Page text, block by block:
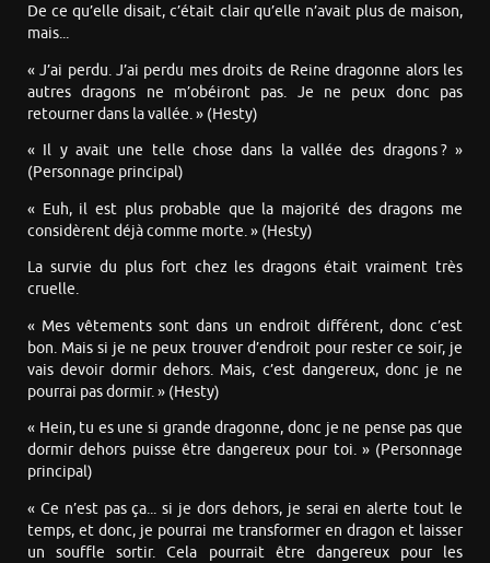
De ce qu’elle disait, c’était clair qu’elle n’avait plus de maison,
mais...
« J’ai perdu. J’ai perdu mes droits de Reine dragonne alors les
autres dragons ne m’obéiront pas. Je ne peux donc pas
retourner dans la vallée. » (Hesty)
« Il y avait une telle chose dans la vallée des dragons ? »
(Personnage principal)
« Euh, il est plus probable que la majorité des dragons me
considèrent déjà comme morte. » (Hesty)
La survie du plus fort chez les dragons était vraiment très
cruelle.
« Mes vêtements sont dans un endroit différent, donc c’est
bon. Mais si je ne peux trouver d’endroit pour rester ce soir, je
vais devoir dormir dehors. Mais, c’est dangereux, donc je ne
pourrai pas dormir. » (Hesty)
« Hein, tu es une si grande dragonne, donc je ne pense pas que
dormir dehors puisse être dangereux pour toi. » (Personnage
principal)
« Ce n’est pas ça... si je dors dehors, je serai en alerte tout le
temps, et donc, je pourrai me transformer en dragon et laisser
un souffle sortir. Cela pourrait être dangereux pour les